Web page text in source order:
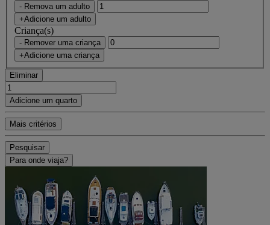
- Remova um adulto
+Adicione um adulto
Criança(s)
- Remover uma criança
+Adicione uma criança
Eliminar
Adicione um quarto
Mais critérios
Pesquisar
Para onde viaja?